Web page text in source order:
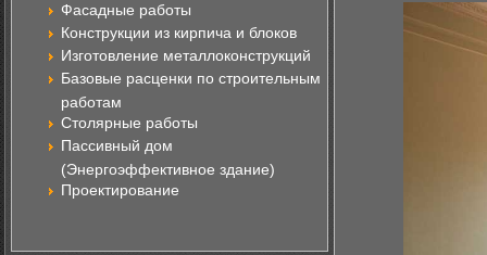
Фасадные работы
Конструкции из кирпича и блоков
Изготовление металлоконструкций
Базовые расценки по строительным
работам
Столярные работы
Пассивный дом
(Энергоэффективное здание)
Проектирование